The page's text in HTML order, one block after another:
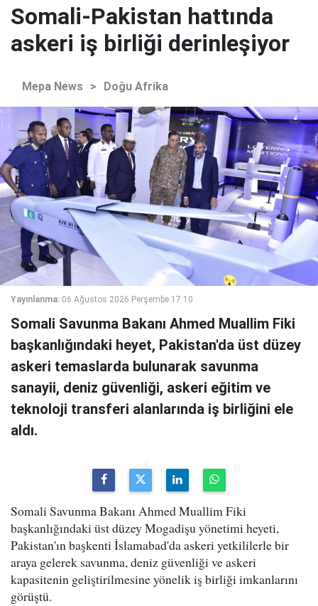
Somali-Pakistan hattında
askeri iş birliği derinleşiyor
Mepa News > Doğu Afrika
Yayınlanma: 06 Ağustos 2026 Perşembe 17:10
Somali Savunma Bakanı Ahmed Muallim Fiki
başkanlığındaki heyet, Pakistan'da üst düzey
askeri temaslarda bulunarak savunma
sanayii, deniz güvenliği, askeri eğitim ve
teknoloji transferi alanlarında iş birliğini ele
aldı.
Somali Savunma Bakanı Ahmed Muallim Fiki
başkanlığındaki üst düzey Mogadişu yönetimi heyeti,
Pakistan'ın başkenti İslamabad'da askeri yetkililerle bir
araya gelerek savunma, deniz güvenliği ve askeri
kapasitenin geliştirilmesine yönelik iş birliği imkanlarını
görüştü.